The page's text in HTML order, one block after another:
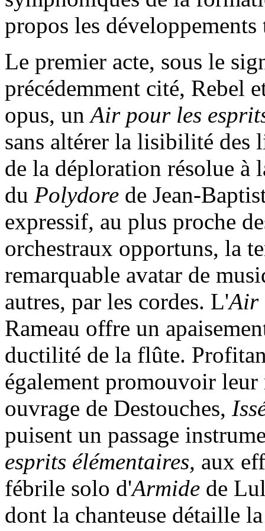
propos les
Le premier acte, sous le
précédemment cité, Rebel
opus, unAir pour les
sans altérer la lisibilité des
de la déploration résolue à
du Polydore de Jean-
expressif, au plus proche
orchestraux opportuns, la
remarquable avatar de
autres, par les cordes. L'Air
Rameau offre un
ductilité de la flûte.
également promouvoir leur
ouvrage de Destouches,
puisent un passage
esprits élémentaires, aux
fébrile solo d'Armide de
dont la chanteuse détaille